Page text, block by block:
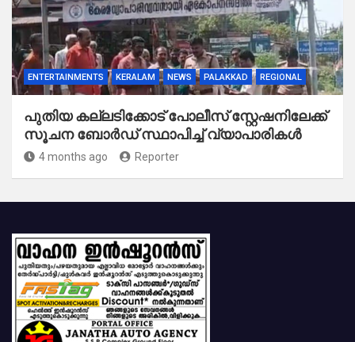
ENTERTAINMENTS KERALAM NEWS PALAKKAD REGIONAL
പുതിയ കല്ലടിക്കോട് പോലീസ് സ്റ്റേഷനിലേക്ക്
സൂചന ബോർഡ് സ്ഥാപിച്ച് വ്യാപാരികൾ
4 months ago Reporter